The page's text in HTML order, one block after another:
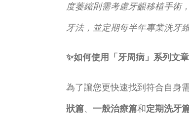
度萎縮則需考慮牙齦移植手術
牙法，並定期每半年專業洗牙維
✨如何使用「牙周病」系列文章
為了讓您更快速找到符合自身
狀篇、一般治療篇和定期洗牙